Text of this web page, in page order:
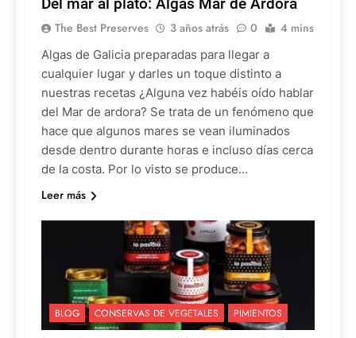
Del mar al plato: Algas Mar de Ardora
The Best Preserves 3 años atrás 0 4 mins
Algas de Galicia preparadas para llegar a
cualquier lugar y darles un toque distinto a
nuestras recetas ¿Alguna vez habéis oído hablar
del Mar de ardora? Se trata de un fenómeno que
hace que algunos mares se vean iluminados
desde dentro durante horas e incluso días cerca
de la costa. Por lo visto se produce…
Leer más
BLOG CONSERVAS DE VEGETALES PIMIENTOS